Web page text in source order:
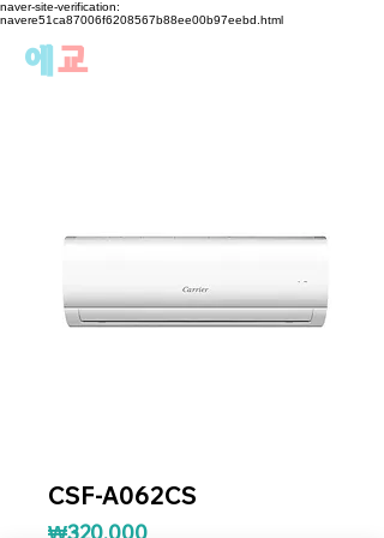
naver-site-verification:
navere51ca87006f6208567b88ee00b97eebd.html
에 교
CSF-A062CS
₩320,000가격